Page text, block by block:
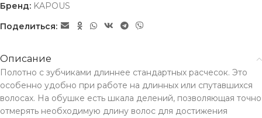
Бренд: KAPOUS
Поделиться:
Описание
Полотно с зубчиками длиннее стандартных расчесок. Это
особенно удобно при работе на длинных или спутавшихся
волосах. На обушке есть шкала делений, позволяющая точно
отмерять необходимую длину волос для достижения